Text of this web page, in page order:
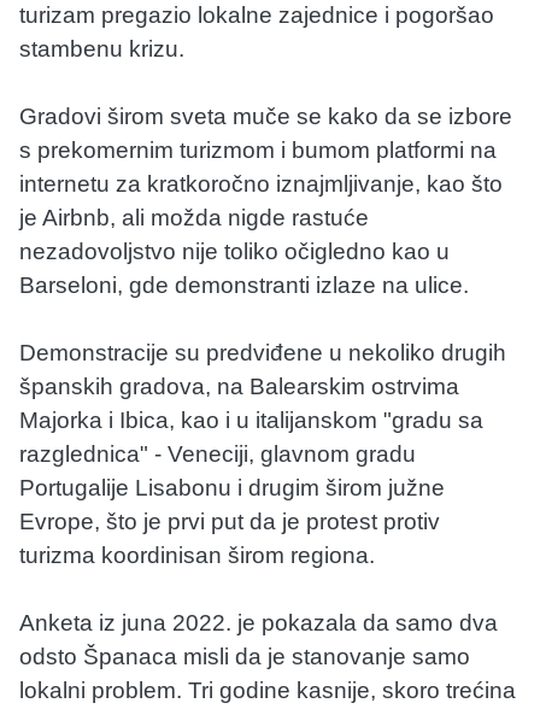
turizam pregazio lokalne zajednice i pogoršao
stambenu krizu.
Gradovi širom sveta muče se kako da se izbore
s prekomernim turizmom i bumom platformi na
internetu za kratkoročno iznajmljivanje, kao što
je Airbnb, ali možda nigde rastuće
nezadovoljstvo nije toliko očigledno kao u
Barseloni, gde demonstranti izlaze na ulice.
Demonstracije su predviđene u nekoliko drugih
španskih gradova, na Balearskim ostrvima
Majorka i Ibica, kao i u italijanskom "gradu sa
razglednica" - Veneciji, glavnom gradu
Portugalije Lisabonu i drugim širom južne
Evrope, što je prvi put da je protest protiv
turizma koordinisan širom regiona.
Anketa iz juna 2022. je pokazala da samo dva
odsto Španaca misli da je stanovanje samo
lokalni problem. Tri godine kasnije, skoro trećina